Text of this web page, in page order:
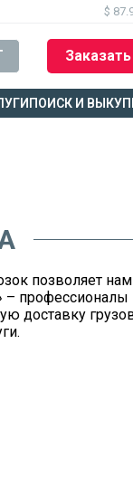
$
ПОИСК И ВЫКУП
позволяет нам
– профессионалы
доставку